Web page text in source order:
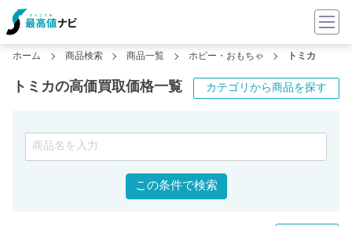
ホーム 商品検索 商品一覧 ホビー・おもちゃ トミカ
トミカの高価買取価格一覧 カテゴリから商品を探す
この条件で検索